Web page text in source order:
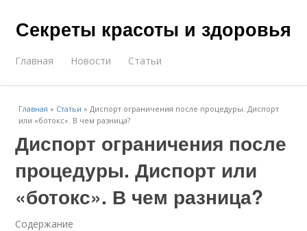
Секреты красоты и здоровья
Главная Новости Статьи
Главная » Статьи »Диспорт ограничения после процедуры. Диспорт
или «ботокс». В чем разница?
Диспорт ограничения после
процедуры. Диспорт или
«ботокс». В чем разница?
Содержание